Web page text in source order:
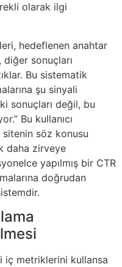
olarak ilgi
hedeflenen anahtar
sonuçları
Bu sistematik
şu sinyali
sonuçları değil, bu
Bu kullanıcı
sitenin söz konusu
daha zirveye
yapılmış bir CTR
doğrudan
iç metriklerini kullansa